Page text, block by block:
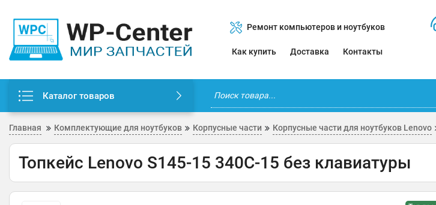
Ремонт компьютеров и ноутбуков
Как купить Доставка Контакты
Каталог товаров
Главная Комплектующие для ноутбуков Корпусные части Корпусные части для ноутбуков Lenovo
Топкейс Lenovo S145-15 340C-15 без клавиатуры